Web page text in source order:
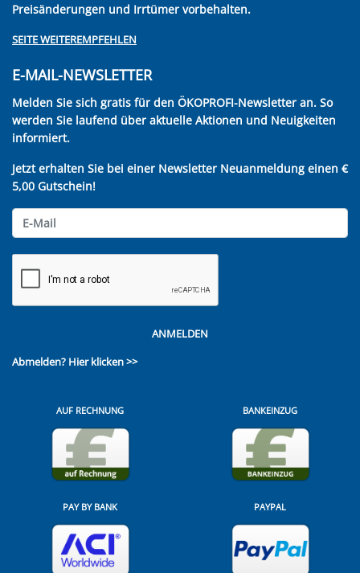
Preisänderungen und Irrtümer vorbehalten.
SEITE WEITEREMPFEHLEN
E-MAIL-NEWSLETTER
Melden Sie sich gratis für den ÖKOPROFI-Newsletter an. So
werden Sie laufend über aktuelle Aktionen und Neuigkeiten
informiert.
Jetzt erhalten Sie bei einer Newsletter Neuanmeldung einen €
5,00 Gutschein!
ANMELDEN
Abmelden? Hier klicken >>
AUF RECHNUNG BANKEINZUG
PAY BY BANK PAYPAL